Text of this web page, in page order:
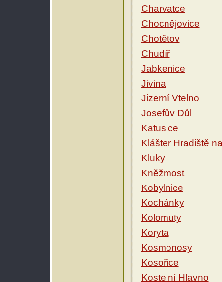
Charvatce
Chocnějovice
Chotětov
Chudíř
Jabkenice
Jivina
Jizerní Vtelno
Josefův Důl
Katusice
Klášter Hradiště
Kluky
Kněžmost
Kobylnice
Kochánky
Kolomuty
Koryta
Kosmonosy
Kosořice
Kostelní Hlavno